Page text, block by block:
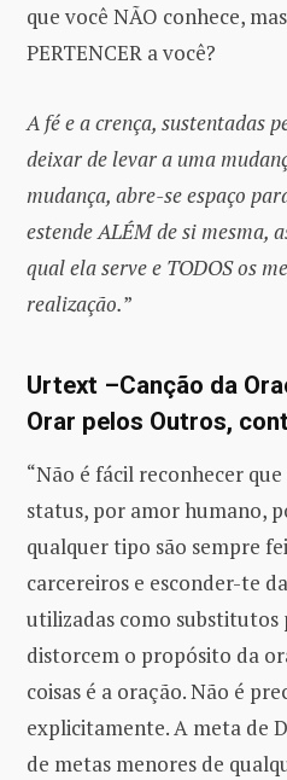
que você NÃO conhece,
PERTENCER a você?
A fé e a crença, sustentadas
deixar de levar a uma
mudança, abre-se espaço
estende ALÉM de si mesma,
qual ela serve e TODOS os
realização.”
Urtext –Canção da
Orar pelos Outros,
“Não é fácil reconhecer
status, por amor humano,
qualquer tipo são sempre
carcereiros e esconder-te
utilizadas como substitutos
distorcem o propósito da
coisas é a oração. Não é
explicitamente. A meta de
de metas menores de